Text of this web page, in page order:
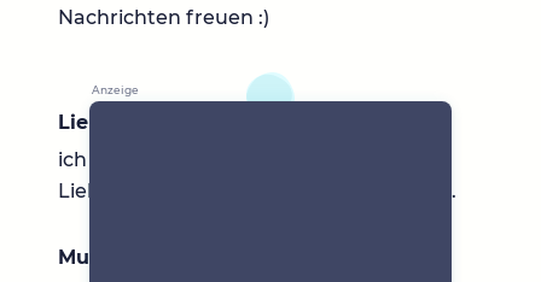
Nachrichten freuen :)
Lieblingsbücher
ich lese gerne, hab aber kein
Lieblingsbuch :) spannend muss es sein..
Musik